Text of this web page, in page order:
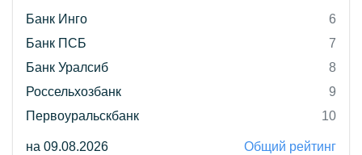
Банк Инго
6
Банк ПСБ
7
Банк Уралсиб
8
Россельхозбанк
9
Первоуральскбанк
10
на 09.08.2026 Общий рейтинг